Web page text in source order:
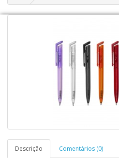
Descrição Comentários (0)